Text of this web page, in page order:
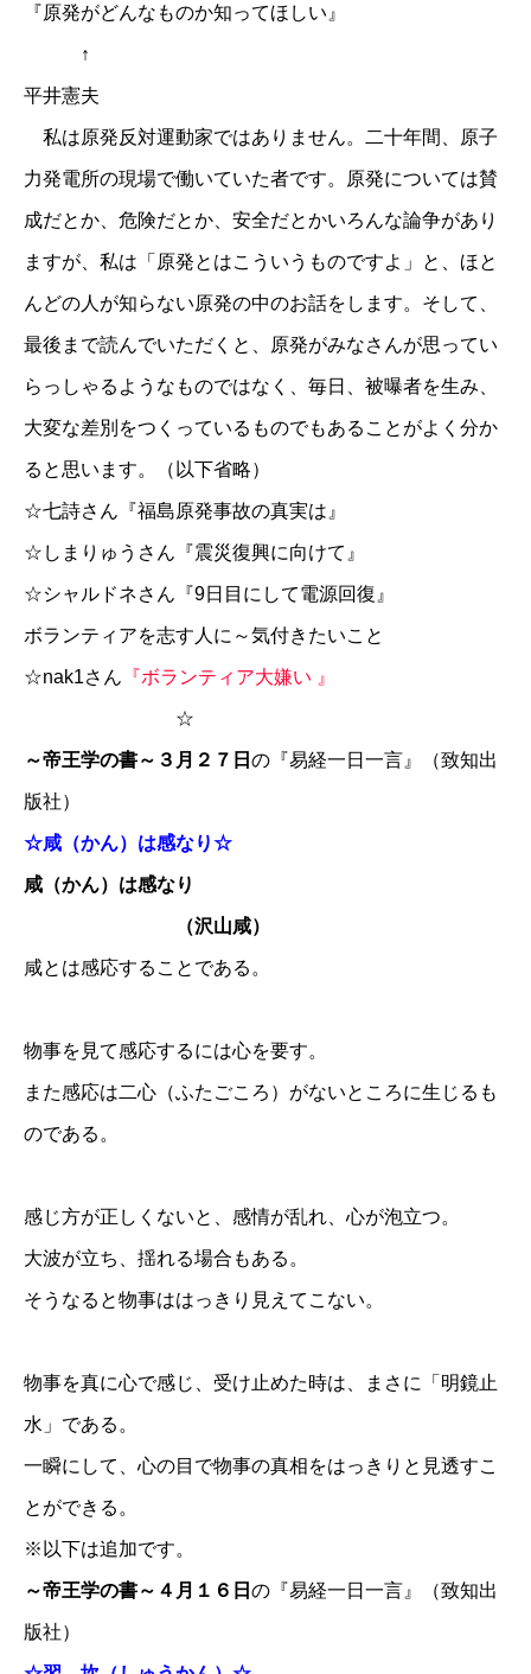
『原発がどんなものか知ってほしい』
↑
平井憲夫
私は原発反対運動家ではありません。二十年間、原子
力発電所の現場で働いていた者です。原発については賛
成だとか、危険だとか、安全だとかいろんな論争があり
ますが、私は「原発とはこういうものですよ」と、ほと
んどの人が知らない原発の中のお話をします。そして、
最後まで読んでいただくと、原発がみなさんが思ってい
らっしゃるようなものではなく、毎日、被曝者を生み、
大変な差別をつくっているものでもあることがよく分か
ると思います。（以下省略）
☆七詩さん『福島原発事故の真実は』
☆ しまりゅうさん『震災復興に向けて』
☆シャルドネさん『9日目にして電源回復』
ボランティアを志す人に～気付きたいこと
☆nak1さん 『ボランティア大嫌い 』
☆
～帝王学の書～３月２７日 の『易経一日一言』（致知出
版社）
☆咸（かん）は感なり☆
咸（かん）は感なり
（沢山咸）
咸とは感応することである。
物事を見て感応するには心を要す。
また感応は二心（ふたごころ）がないところに生じるも
のである。
感じ方が正しくないと、感情が乱れ、心が泡立つ。
大波が立ち、揺れる場合もある。
そうなると物事ははっきり見えてこない。
物事を真に心で感じ、受け止めた時は、まさに「明鏡止
水」である。
一瞬にして、心の目で物事の真相をはっきりと見透すこ
とができる。
※以下は追加です。
～帝王学の書～４月１６日 の『易経一日一言』（致知出
版社）